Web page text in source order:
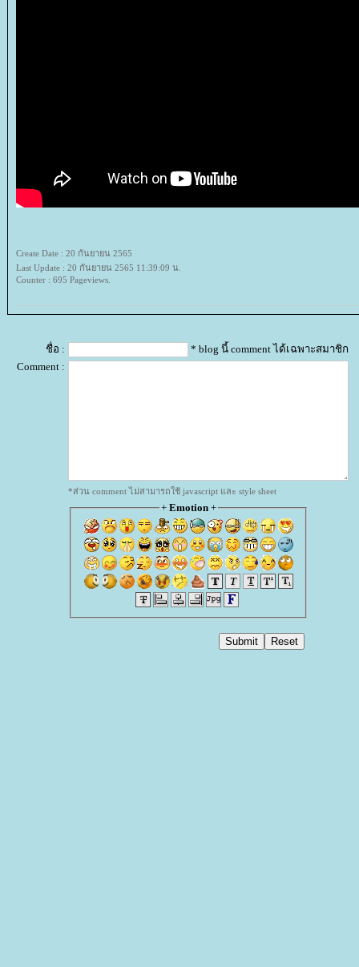
Create Date : 20 กันยายน 2565
Last Update : 20 กันยายน 2565 11:39:09 น.
Counter : 695 Pageviews.
ชื่อ :
* blog นี้ comment ได้เฉพาะสมาชิก
Comment :
*ส่วน comment ไม่สามารถใช้ javascript และ style sheet
+ Emotion+